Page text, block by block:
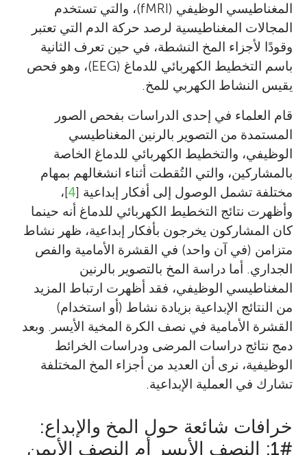
المغناطيسي الوظيفي (fMRI)، والتي تستخدم
المجالات المغناطيسية لرصد حركة الدم التي تعتبر
وقودًا لأجزاء المخ النشطة، في حين تعرف الثانية
باسم التخطيط الكهربائي للدماغ (EEG)، وهو فحص
يقيس النشاط الكهربي للمخ.
قام العلماء في إحدى الدراسات بفحص الصور
المستمدة من التصوير بالرنين المغناطيسي
الوظيفي، والتخطيط الكهربائي للدماغ الخاصة
بالمشاركين، والتي التُقطت أثناء انشغالهم بمهام
مختلفة تشمل الوصول إلى أفكار إبداعية [4]،
وأظهرت نتائج التخطيط الكهربائي للدماغ أنه حينما
كان المشاركون يخرجون بأفكار إبداعية، ظهر نشاط
متزامن (في آن واحد) في القشرة الأمامية والفص
الجداري. أما دراسة المخ بالتصوير بالرنين
المغناطيسي الوظيفي، فقد أظهرت ارتباط المزيد
من النتائج الإبداعية بزيادة نشاط (أو استخدام)
القشرة الأمامية في نصف الكرة المخية الأيسر. وبعد
دمج نتائج دراسات المرضى ودراسات الخرائط
الوظيفية، نرى أن العديد من أجزاء المخ المختلفة
تشارك في العملية الإبداعية.
خرافات شائعة حول المخ والإبداع:
#1: النصف الأيسر أم النصف الأيمن